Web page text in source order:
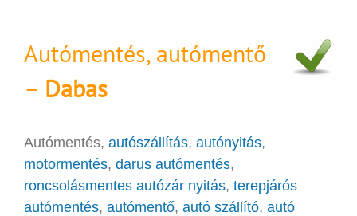
Autómentés, autómentő
– Dabas
Autómentés, autószállítás, autónyitás,
motormentés, darus autómentés,
roncsolásmentes autózár nyitás, terepjárós
autómentés, autómentő, autó szállító, autó